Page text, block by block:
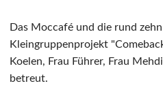
Das Moccafé und die rund
Kleingruppenprojekt
Koelen, Frau Führer, Frau
betreut.